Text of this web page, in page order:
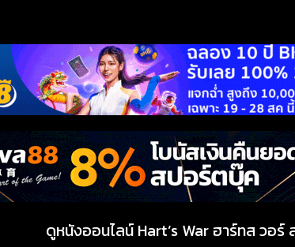
ดูหนังออนไลน์ Hart’s War ฮาร์ทส ว